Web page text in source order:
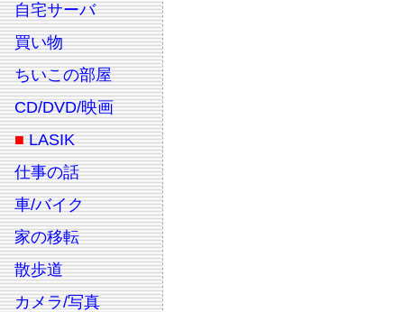
自宅サーバ
買い物
ちいこの部屋
CD/DVD/映画
■ LASIK
仕事の話
車/バイク
家の移転
散歩道
カメラ/写真